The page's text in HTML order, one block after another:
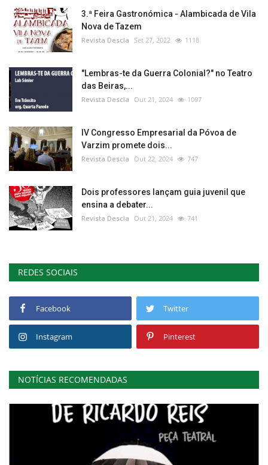
3.ª Feira Gastronómica - Alambicada de Vila
Nova de Tazem
Revista Descla Set 27, 2022 1118
"Lembras-te da Guerra Colonial?" no Teatro
das Beiras,...
Revista Descla Out 21, 2024 1097
IV Congresso Empresarial da Póvoa de
Varzim promete dois...
Revista Descla Out 22, 2024 747
Dois professores lançam guia juvenil que
ensina a debater...
Revista Descla Out 21, 2024 741
REDES SOCIAIS
Facebook Twitter
Instagram Pinterest
NOTÍCIAS RECOMENDADAS